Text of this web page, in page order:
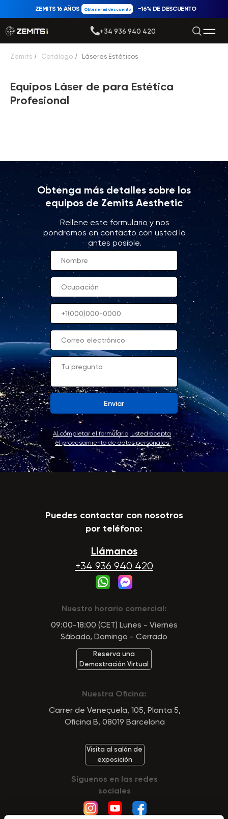
Obtener mi descuento
ZEMITS 16 AÑOS −16% DE DESCUENTO
+34 936 940 420
Zemits / Catálogo / Láseres Estéticos
Equipos Láser de para Estética
Profesional
Obtenga más detalles sobre los
equipos de Zemits Aesthetic
Enviar
Rellene este formulario y nos
pondremos en contacto con usted lo
antes posible.
Al completar el formulario, usted acepta
el procesamiento de datos personales
Llámanos
+34 936 940 420
Puedes contactar con nosotros
por teléfono:
Nuestro horario comercial:
09:00-18:00 (CET) Lunes - Viernes
Sábado, Domingo - Cerrado
Nuestra Oficina:
Carrer de Veneçuela, 105, Planta 5,
Oficina B, 08019 Barcelona
Reserva una
Demostración Virtual
Visita al salón de
exposición
Síguenos en las redes
sociales